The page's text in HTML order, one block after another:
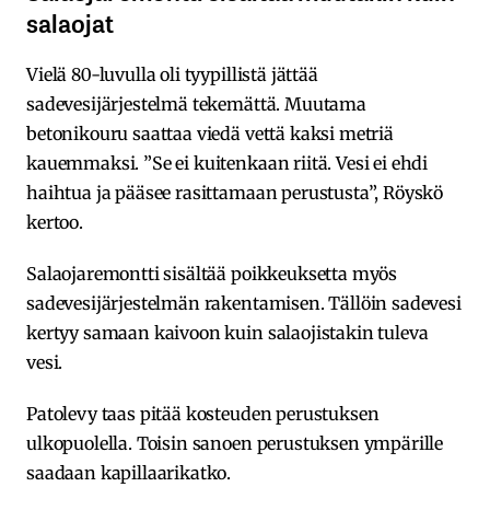
salaojat
Vielä 80-luvulla oli tyypillistä jättää
sadevesijärjestelmä tekemättä. Muutama
betonikouru saattaa viedä vettä kaksi metriä
kauemmaksi. ”Se ei kuitenkaan riitä. Vesi ei ehdi
haihtua ja pääsee rasittamaan perustusta”, Röyskö
kertoo.
Salaojaremontti sisältää poikkeuksetta myös
sadevesijärjestelmän rakentamisen. Tällöin sadevesi
kertyy samaan kaivoon kuin salaojistakin tuleva
vesi.
Patolevy taas pitää kosteuden perustuksen
ulkopuolella. Toisin sanoen perustuksen ympärille
saadaan kapillaarikatko.